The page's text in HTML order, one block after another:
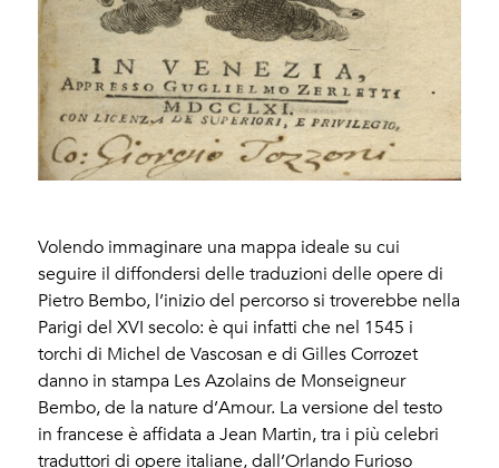
Volendo immaginare una mappa ideale su cui
seguire il diffondersi delle traduzioni delle opere di
Pietro Bembo, l’inizio del percorso si troverebbe nella
Parigi del XVI secolo: è qui infatti che nel 1545 i
torchi di Michel de Vascosan e di Gilles Corrozet
danno in stampa Les Azolains de Monseigneur
Bembo, de la nature d’Amour. La versione del testo
in francese è affidata a Jean Martin, tra i più celebri
traduttori di opere italiane, dall’Orlando Furioso